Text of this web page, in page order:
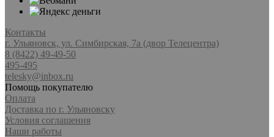
Контакты
г. Ульяновск, ул. Симбирская, 7а (двор Телецентра)
8 (8422) 49-49-50
495-495
telesky@inbox.ru
Помощь покупателю
Оплата
Доставка по г. Ульяновску
Условия соглашения
Наши работы